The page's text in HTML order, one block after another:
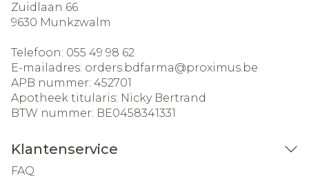
Zuidlaan 66
9630 Munkzwalm
Telefoon: 055 49 98 62
E-mailadres: orders.bdfarma@proximus.be
APB nummer: 452701
Apotheek titularis: Nicky Bertrand
BTW nummer: BE0458341331
Klantenservice
FAQ